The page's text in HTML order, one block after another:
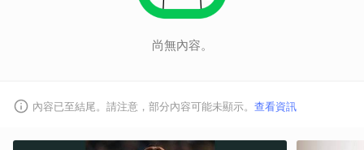
尚無內容。
內容已至結尾。請注意，部分內容可能未顯示。 查看資訊